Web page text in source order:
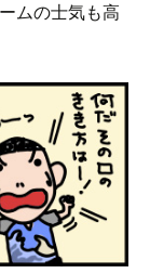
ムの士気も高